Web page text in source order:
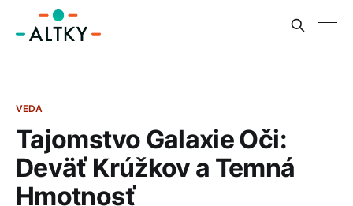
VEDA
Tajomstvo Galaxie Oči:
Deväť Krúžkov a Temná
Hmotnosť